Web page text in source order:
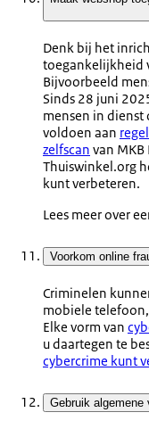
Denk bij het
toegankelijkheid
Bijvoorbeeld
Sinds 28 juni
mensen in dienst
voldoen aan
zelfscan van
Thuiswinkel.org
kunt verbeteren.
Lees meer over
Voorkom online
Criminelen
mobiele
Elke vorm van
u daartegen te
cybercrime kunt
Gebruik algemene